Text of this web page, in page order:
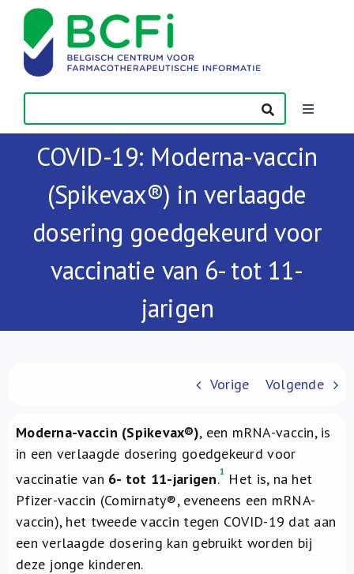
content
Toggle
Nieuws
Publicaties
COVID-19: Moderna-vaccin
(Spikevax®) in verlaagde
dosering goedgekeurd voor
vaccinatie van 6- tot 11-
jarigen
Vorige Volgende
Moderna-vaccin (Spikevax®), een mRNA-vaccin, is
in een verlaagde dosering goedgekeurd voor
vaccinatie van 6- tot 11-jarigen.1 Het is, na het
Pfizer-vaccin (Comirnaty®, eveneens een mRNA-
vaccin), het tweede vaccin tegen COVID-19 dat aan
een verlaagde dosering kan gebruikt worden bij
deze jonge kinderen.